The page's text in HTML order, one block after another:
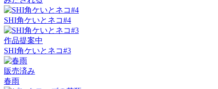
SHI角ケいとネコ#4
作品提案中
SHI角ケいとネコ#3
販売済み
春雨